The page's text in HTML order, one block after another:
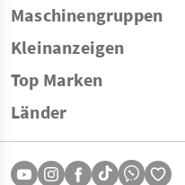
Maschinengruppen
Kleinanzeigen
Top Marken
Länder